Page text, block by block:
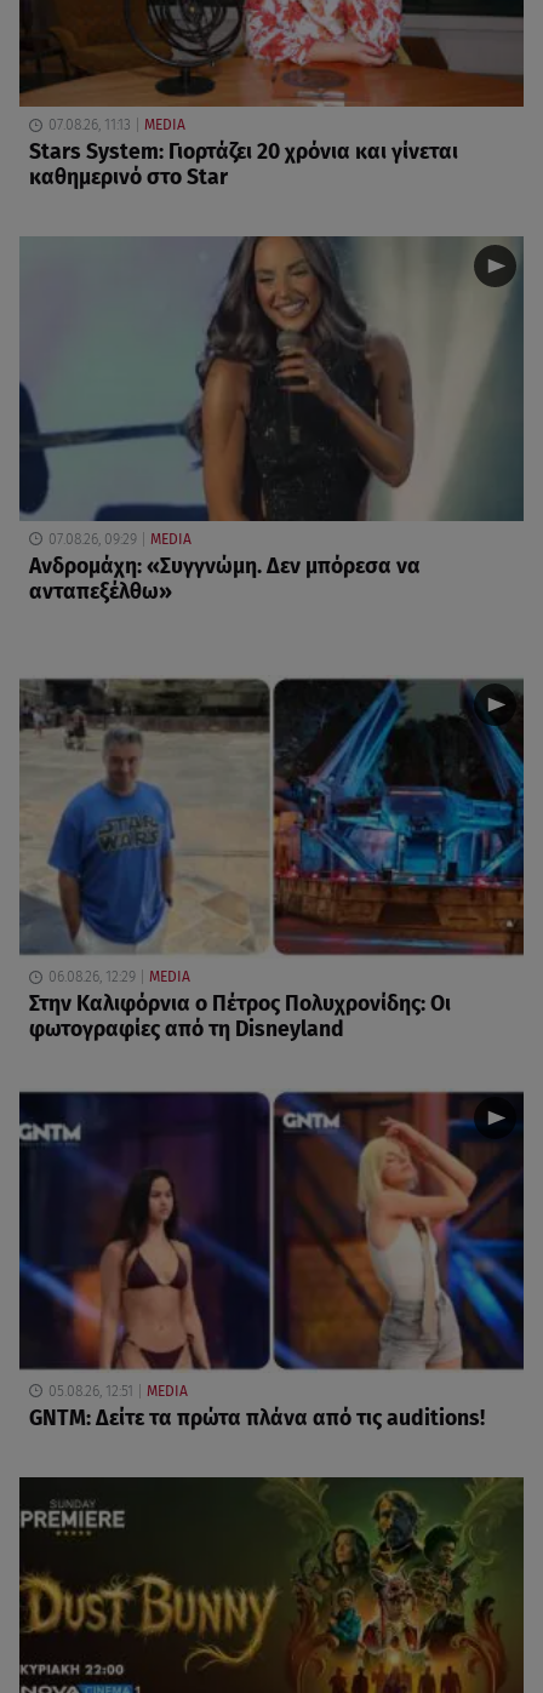
07.08.26, 11:13 MEDIA
Stars System: Γιορτάζει 20 χρόνια και γίνεται
καθημερινό στο Star
07.08.26, 09:29 MEDIA
Ανδρομάχη: «Συγγνώμη. Δεν μπόρεσα να
ανταπεξέλθω»
06.08.26, 12:29 MEDIA
Στην Καλιφόρνια ο Πέτρος Πολυχρονίδης: Οι
φωτογραφίες από τη Disneyland
05.08.26, 12:51 MEDIA
GNTM: Δείτε τα πρώτα πλάνα από τις auditions!